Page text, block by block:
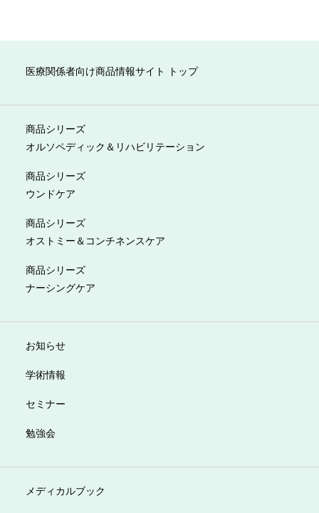
医療関係者向け商品情報サイト トップ
商品シリーズ
オルソペディック＆リハビリテーション
商品シリーズ
ウンドケア
商品シリーズ
オストミー＆コンチネンスケア
商品シリーズ
ナーシングケア
お知らせ
学術情報
セミナー
勉強会
メディカルブック